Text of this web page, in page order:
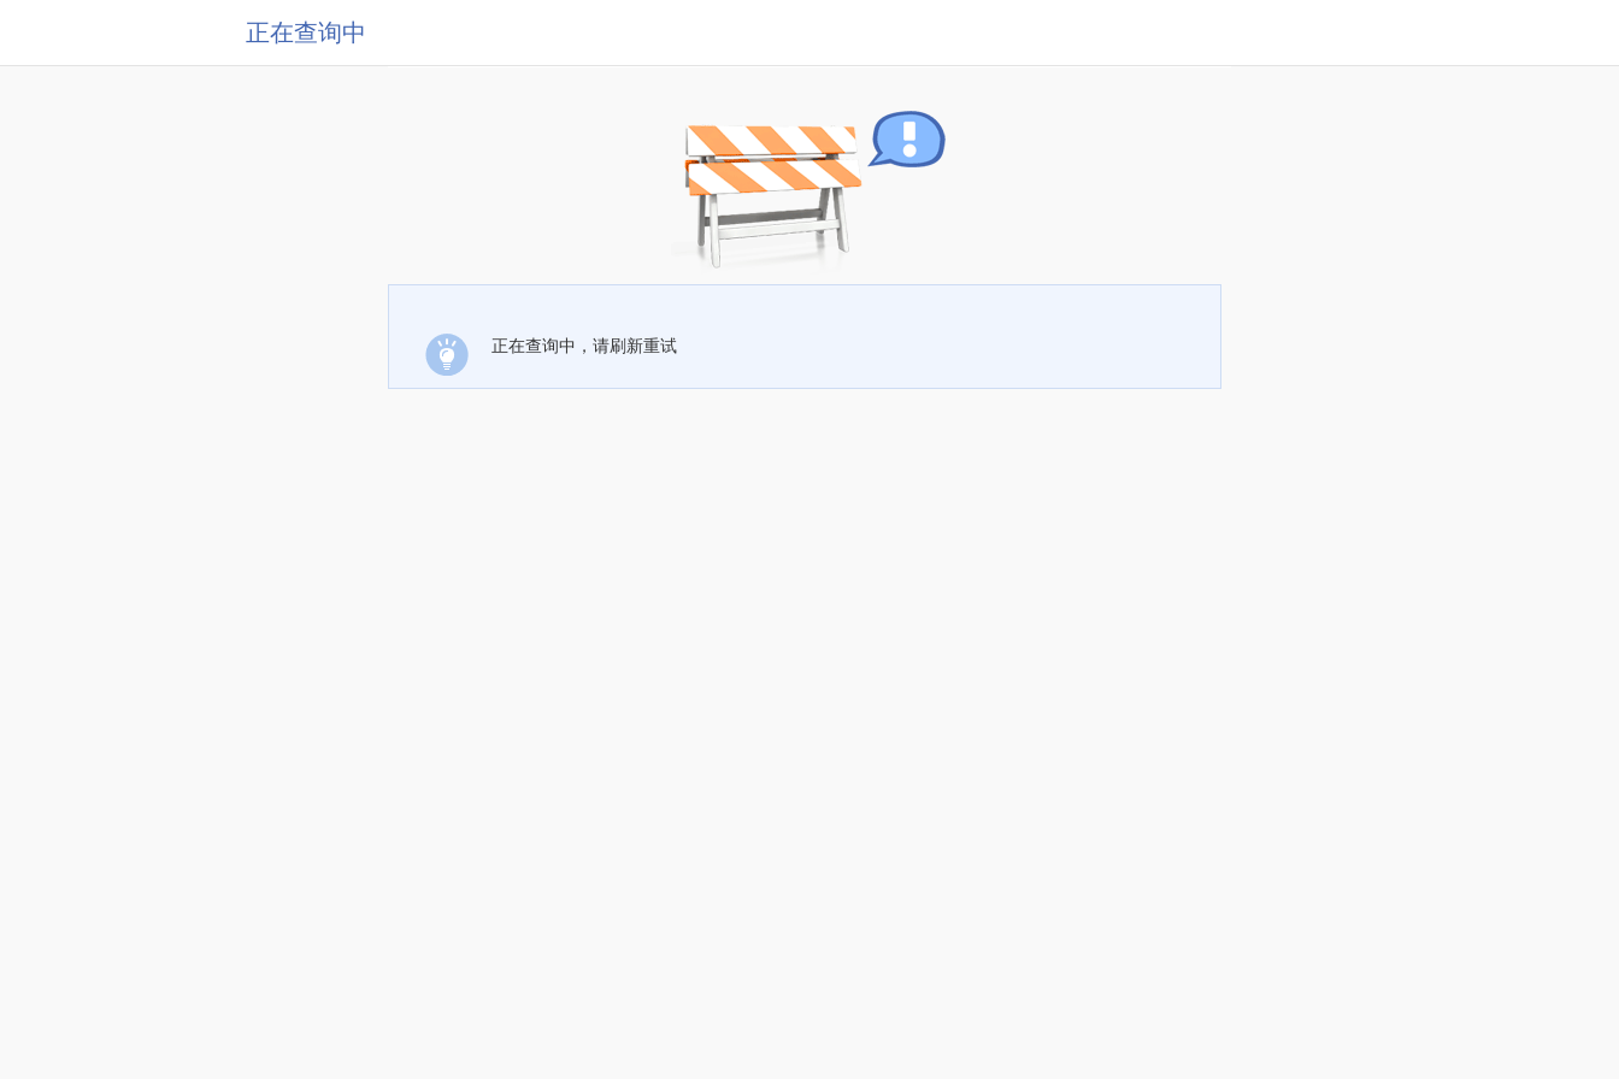
正在查询中
正在查询中，请刷新重试